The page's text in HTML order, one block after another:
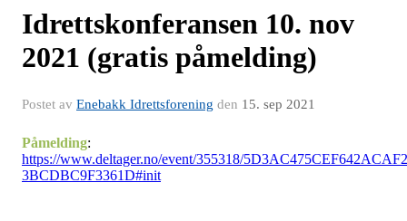
Idrettskonferansen 10. nov
2021 (gratis påmelding)
Postet av Enebakk Idrettsforening den 15. sep 2021
Påmelding:
https://www.deltager.no/event/355318/5D3AC475CEF642ACAF2
3BCDBC9F3361D#init